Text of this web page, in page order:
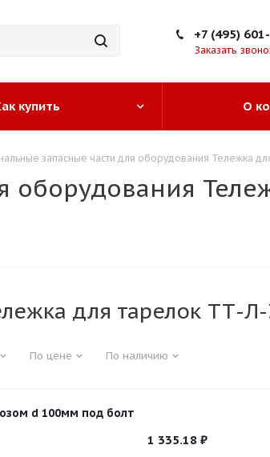
+7 (495)
Заказать
купить О
запасные части для оборудования Тележка
оборудования
для тарелок ТТ-
По цене По наличию
d 100мм под болт
1 335.18 ₽